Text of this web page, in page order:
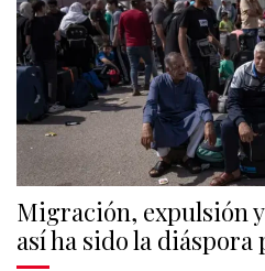
Migración, expulsión
así ha sido la diáspora